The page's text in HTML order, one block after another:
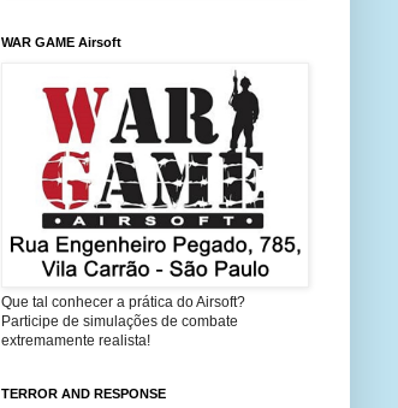
WAR GAME Airsoft
Que tal conhecer a prática do Airsoft?
Participe de simulações de combate
extremamente realista!
TERROR AND RESPONSE